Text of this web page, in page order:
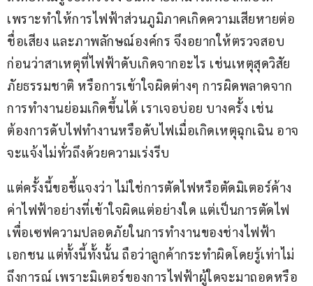
เพราะทำให้การไฟฟ้าส่วนภูมิภาคเกิดความเสียหายต่อ
ชื่อเสียง และภาพลักษณ์องค์กร จึงอยากให้ตรวจสอบ
ก่อนว่าสาเหตุที่ไฟฟ้าดับเกิดจากอะไร เช่นเหตุสุดวิสัย
ภัยธรรมชาติ หรือการเข้าใจผิดต่างๆ การผิดพลาดจาก
การทำงานย่อมเกิดขึ้นได้ เราเจอบ่อย บางครั้ง เช่น
ต้องการดับไฟทำงานหรือดับไฟเมื่อเกิดเหตุฉุกเฉิน อาจ
จะแจ้งไม่ทั่วถึงด้วยความเร่งรีบ
แต่ครั้งนี้ขอชี้แจงว่า ไม่ใช่การตัดไฟหรือตัดมิเตอร์ค้าง
ค่าไฟฟ้าอย่างที่เข้าใจผิดแต่อย่างใด แต่เป็นการตัดไฟ
เพื่อเซฟความปลอดภัยในการทำงานของช่างไฟฟ้า
เอกชน แต่ทั้งนี้ทั้งนั้น ถือว่าลูกค้ากระทำผิดโดยรู้เท่าไม่
ถึงการณ์ เพราะมิเตอร์ของการไฟฟ้าผู้ใดจะมาถอดหรือ